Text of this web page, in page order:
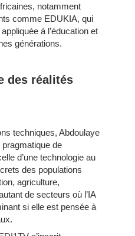
notamment
comme EDUKIA, qui
à l’éducation et
générations.
des réalités
techniques, Abdoulaye
de
d’une technologie au
des populations
agriculture,
de secteurs où l’IA
si elle est pensée à